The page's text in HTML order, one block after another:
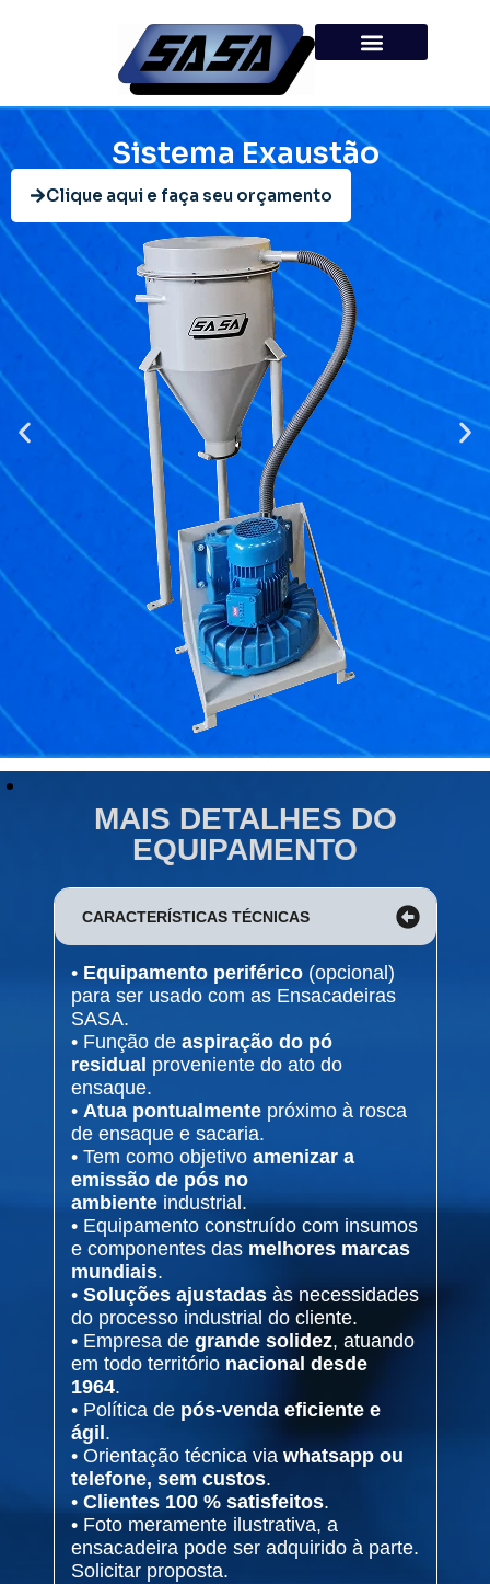
Sistema Exaustão
Clique aqui e faça seu orçamento
MAIS DETALHES DO
EQUIPAMENTO
CARACTERÍSTICAS TÉCNICAS
• Equipamento periférico(opcional)
para ser usado com as Ensacadeiras
SASA.
• Função de aspiração do pó
residual proveniente do ato do
ensaque.
• Atua pontualmentepróximo à rosca
de ensaque e sacaria.
• Tem como objetivo amenizar a
emissão de pós no
ambienteindustrial.
• Equipamento construído com insumos
e componentes das melhores marcas
mundiais.
• Soluções ajustadasàs necessidades
do processo industrial do cliente.
• Empresa de grande solidez, atuando
em todo território nacional desde
1964.
• Política de pós-venda eficiente e
ágil .
• Orientação técnica via whatsapp ou
telefone, sem custos.
• Clientes 100 % satisfeitos.
• Foto meramente ilustrativa, a
ensacadeira pode ser adquirido à parte.
Solicitar proposta.